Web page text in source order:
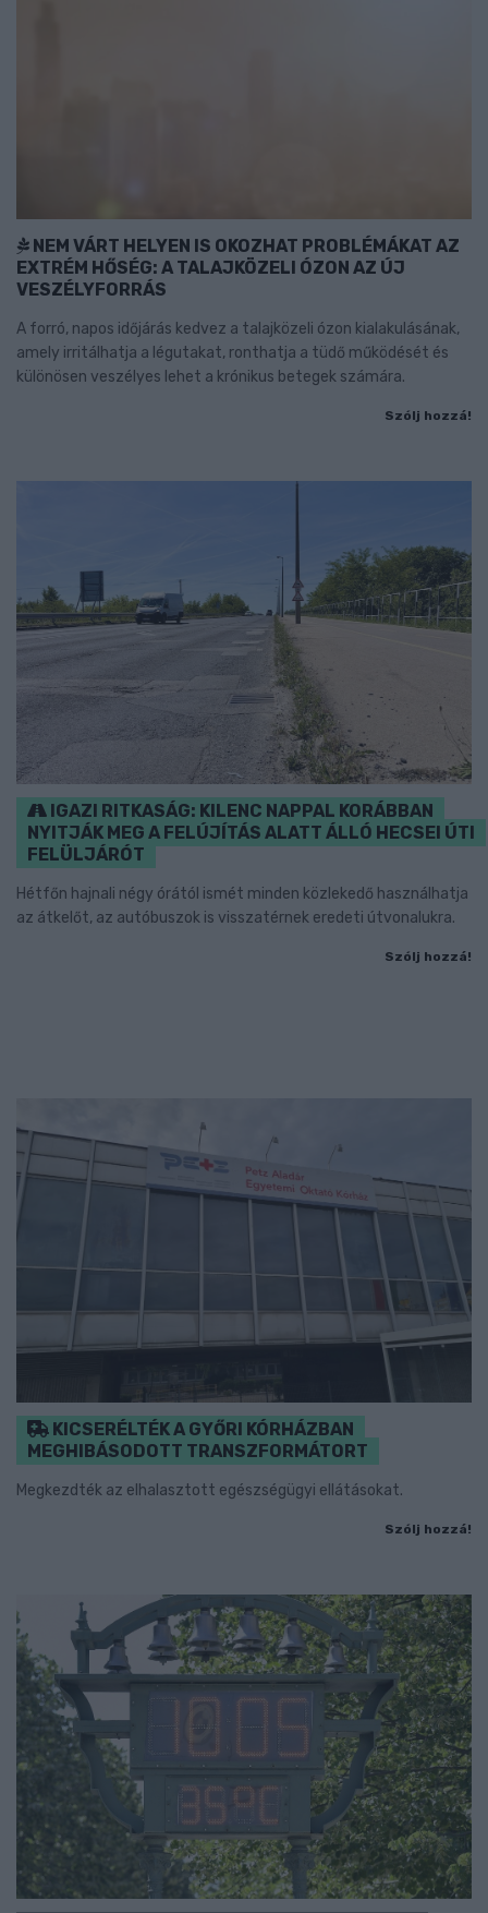
NEM VÁRT HELYEN IS OKOZHAT PROBLÉMÁKAT AZ
EXTRÉM HŐSÉG: A TALAJKÖZELI ÓZON AZ ÚJ
VESZÉLYFORRÁS
A forró, napos időjárás kedvez a talajközeli ózon kialakulásának,
amely irritálhatja a légutakat, ronthatja a tüdő működését és
különösen veszélyes lehet a krónikus betegek számára.
Szólj hozzá!
IGAZI RITKASÁG: KILENC NAPPAL KORÁBBAN
NYITJÁK MEG A FELÚJÍTÁS ALATT ÁLLÓ HECSEI ÚTI
FELÜLJÁRÓT
Hétfőn hajnali négy órától ismét minden közlekedő használhatja
az átkelőt, az autóbuszok is visszatérnek eredeti útvonalukra.
Szólj hozzá!
KICSERÉLTÉK A GYŐRI KÓRHÁZBAN
MEGHIBÁSODOTT TRANSZFORMÁTORT
Megkezdték az elhalasztott egészségügyi ellátásokat.
Szólj hozzá!